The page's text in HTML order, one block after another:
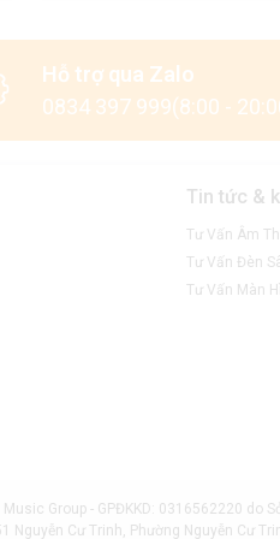
Hỗ trợ qua Zalo
0834 397 999(8:00 -
Tin tức &
Tư Vấn Âm
Tư Vấn Đèn
Tư Vấn Màn
Group - GPĐKKD: 0316562220 do
Nguyễn Cư Trinh, Phường Nguyễn Cư